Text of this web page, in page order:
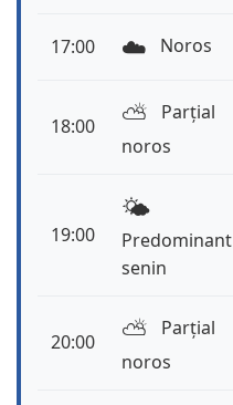
17:00 ☁️ Noros
18:00 ⛅️
Parțial
noros
19:00
🌤️
Predominant
senin
20:00 ⛅️
Parțial
noros